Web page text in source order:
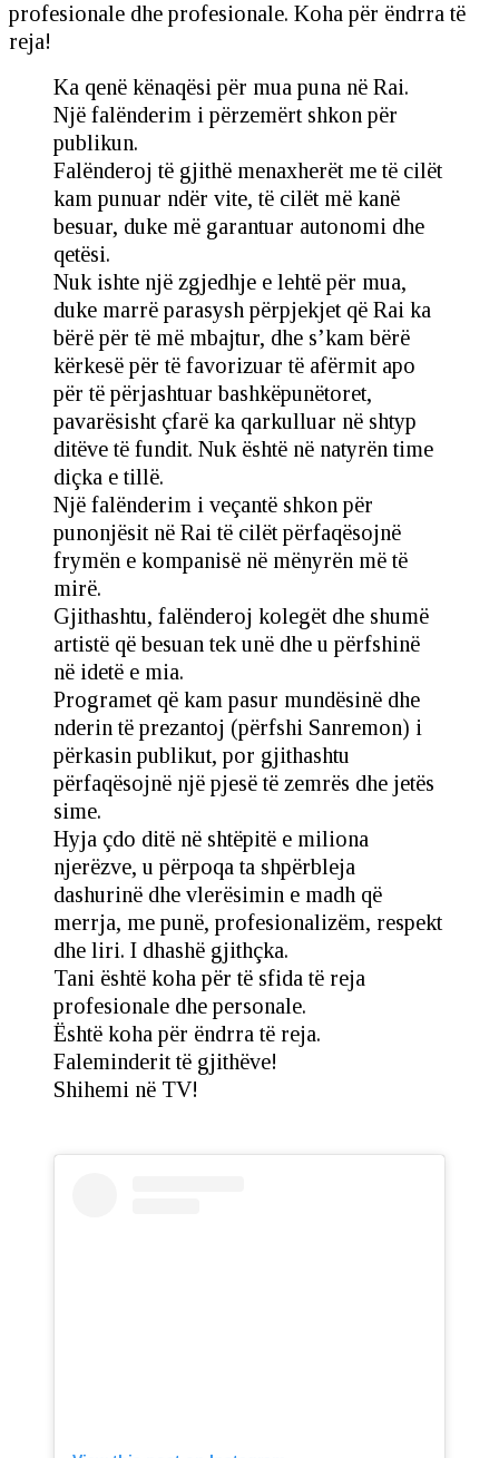
profesionale dhe profesionale. Koha për ëndrra të
reja!
Ka qenë kënaqësi për mua puna në Rai.
Një falënderim i përzemërt shkon për
publikun.
Falënderoj të gjithë menaxherët me të cilët
kam punuar ndër vite, të cilët më kanë
besuar, duke më garantuar autonomi dhe
qetësi.
Nuk ishte një zgjedhje e lehtë për mua,
duke marrë parasysh përpjekjet që Rai ka
bërë për të më mbajtur, dhe s’kam bërë
kërkesë për të favorizuar të afërmit apo
për të përjashtuar bashkëpunëtoret,
pavarësisht çfarë ka qarkulluar në shtyp
ditëve të fundit. Nuk është në natyrën time
diçka e tillë.
Një falënderim i veçantë shkon për
punonjësit në Rai të cilët përfaqësojnë
frymën e kompanisë në mënyrën më të
mirë.
Gjithashtu, falënderoj kolegët dhe shumë
artistë që besuan tek unë dhe u përfshinë
në idetë e mia.
Programet që kam pasur mundësinë dhe
nderin të prezantoj (përfshi Sanremon) i
përkasin publikut, por gjithashtu
përfaqësojnë një pjesë të zemrës dhe jetës
sime.
Hyja çdo ditë në shtëpitë e miliona
njerëzve, u përpoqa ta shpërbleja
dashurinë dhe vlerësimin e madh që
merrja, me punë, profesionalizëm, respekt
dhe liri. I dhashë gjithçka.
Tani është koha për të sfida të reja
profesionale dhe personale.
Është koha për ëndrra të reja.
Faleminderit të gjithëve!
Shihemi në TV!